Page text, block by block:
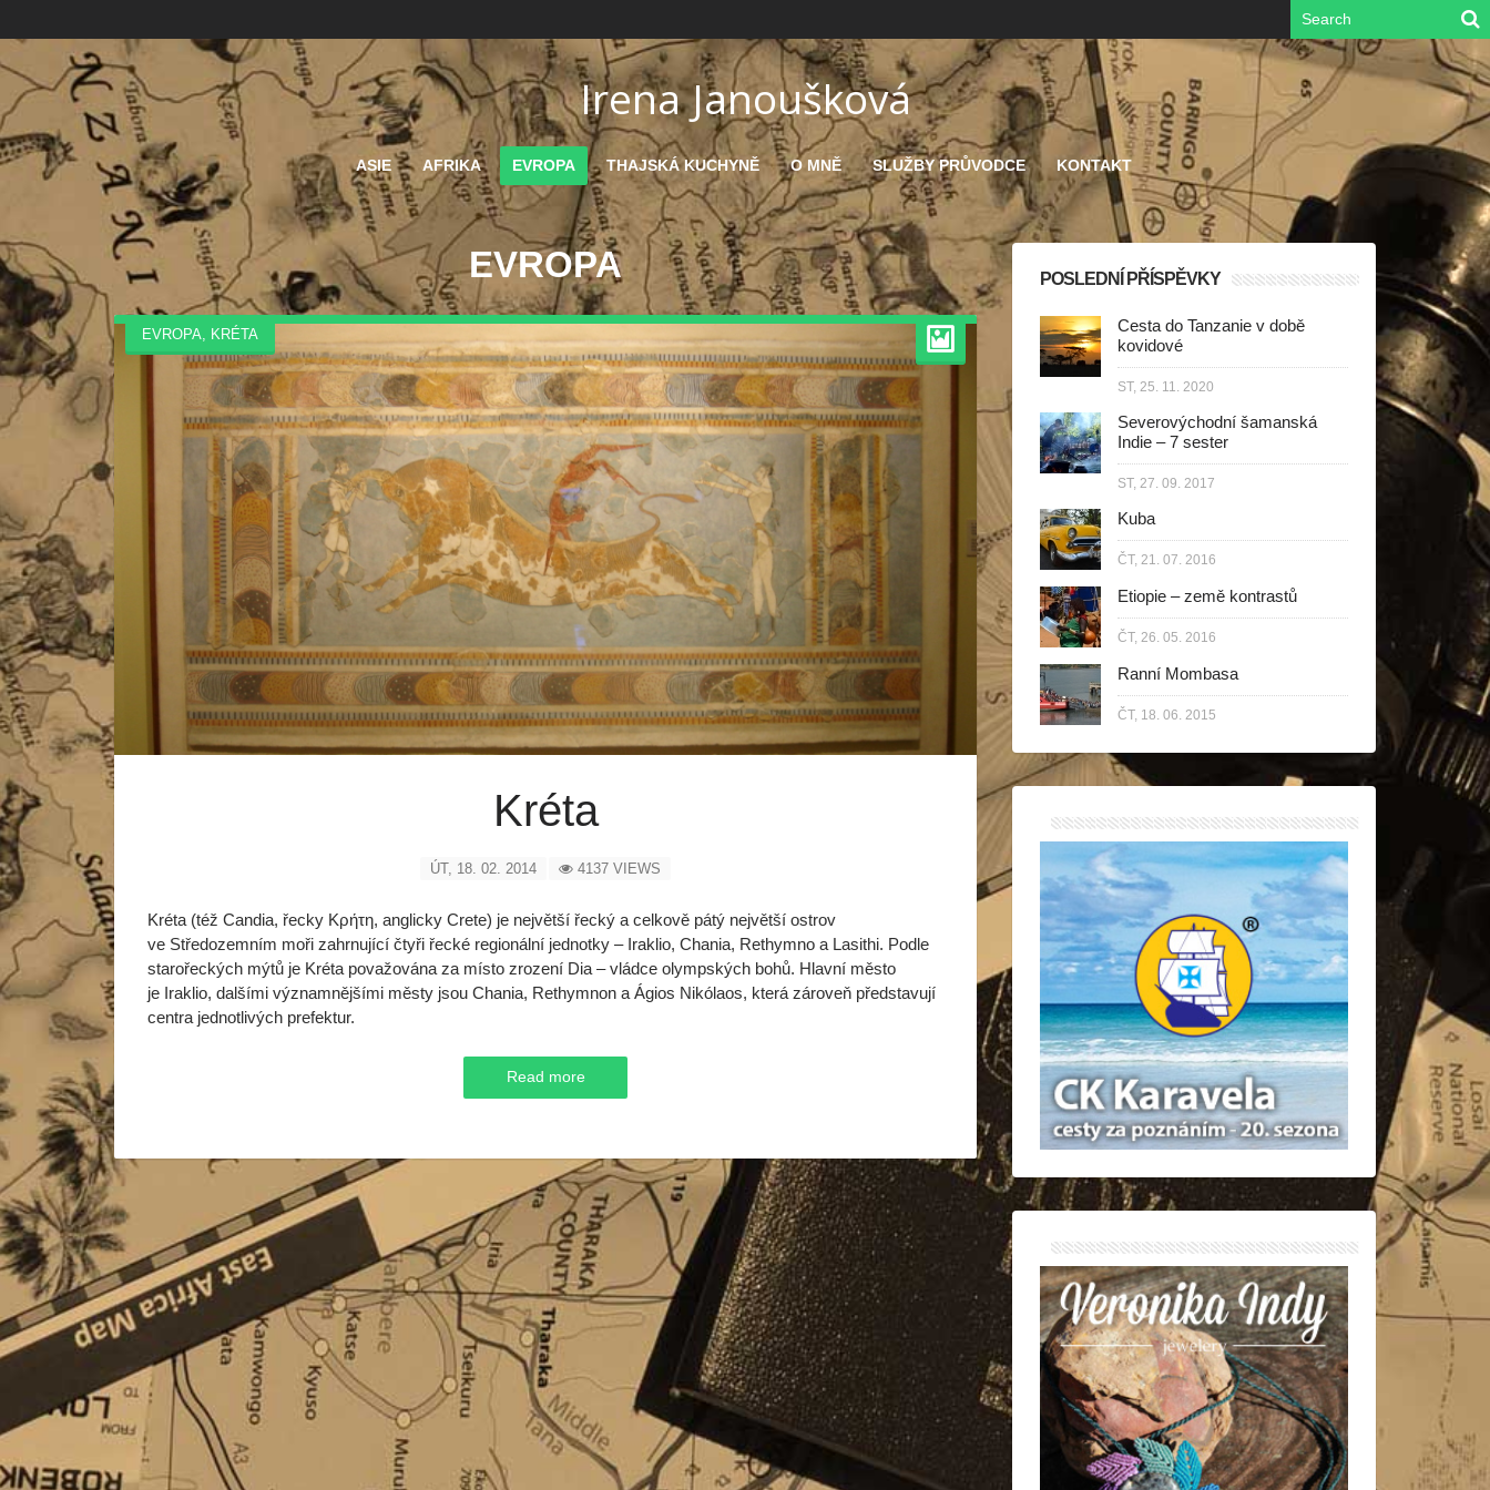
Irena Janoušková
ASIE AFRIKA EVROPA THAJSKÁ KUCHYNĚ O MNĚ SLUŽBY PRŮVODCE KONTAKT
EVROPA
EVROPA, KRÉTA
Kréta
ÚT, 18. 02. 2014 4137 VIEWS
Kréta (též Candia, řecky Κρήτη, anglicky Crete) je největší řecký a celkově pátý největší ostrov
ve Středozemním moři zahrnující čtyři řecké regionální jednotky – Iraklio, Chania, Rethymno a Lasithi. Podle
starořeckých mýtů je Kréta považována za místo zrození Dia – vládce olympských bohů. Hlavní město
je Iraklio, dalšími významnějšími městy jsou Chania, Rethymnon a Ágios Nikólaos, která zároveň představují
centra jednotlivých prefektur.
Read more
POSLEDNÍ PŘÍSPĚVKY
Cesta do Tanzanie v době
kovidové
ST, 25. 11. 2020
Severovýchodní šamanská
Indie – 7 sester
ST, 27. 09. 2017
Kuba
ČT, 21. 07. 2016
Etiopie – země kontrastů
ČT, 26. 05. 2016
Ranní Mombasa
ČT, 18. 06. 2015